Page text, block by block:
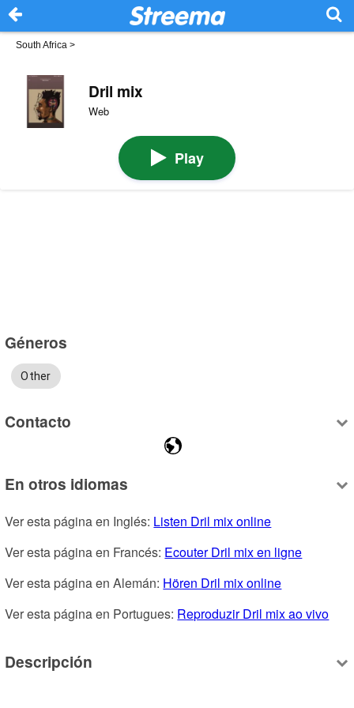
South Africa >
Dril mix
Web
Play
Géneros
Other
Contacto
En otros idiomas
Ver esta página en Inglés: Listen Dril mix online
Ver esta página en Francés: Ecouter Dril mix en ligne
Ver esta página en Alemán: Hören Dril mix online
Ver esta página en Portugues: Reproduzir Dril mix ao vivo
Descripción